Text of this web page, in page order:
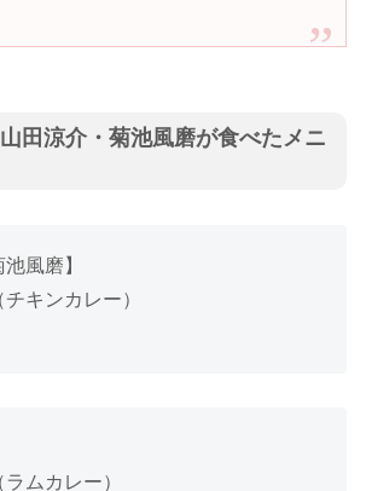
田涼介・菊池風磨が食べたメニ
風磨】
キンカレー）
ムカレー）